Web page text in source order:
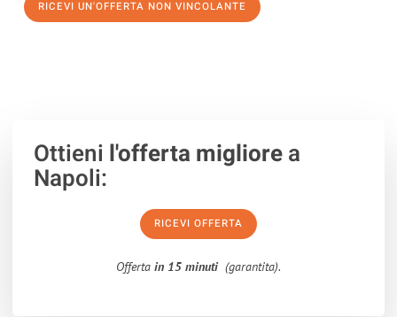
RICEVI UN'OFFERTA NON VINCOLANTE
Ottieni l'offerta migliorea
Napoli:
RICEVI OFFERTA
Offerta in 15 minuti (garantita).